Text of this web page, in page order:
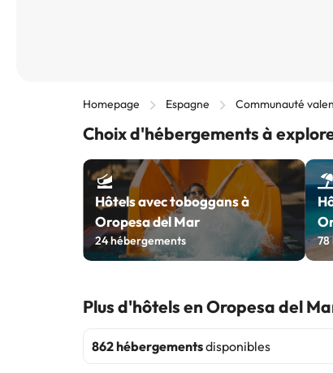
Homepage Espagne Communauté
Choix d'hébergements à
Hôtels avec toboggans à
Oropesa del Mar
24hébergements 78
Plus d'hôtels en Oropesa del
862 hébergementsdisponibles